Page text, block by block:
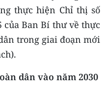
XÃthực hiện Chỉ thị số
của Ban Bí thư về thực
trong giai đoạn mới
dân vào năm 2030